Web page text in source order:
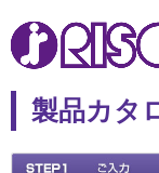
製品カタ